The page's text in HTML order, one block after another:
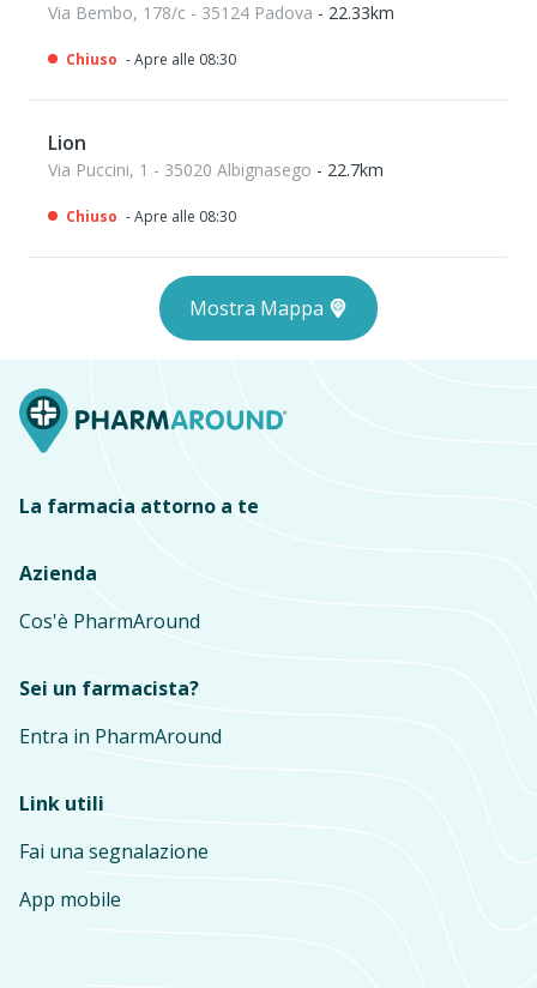
Via Bembo, 178/c - 35124 Padova - 22.33km
Chiuso - Apre alle 08:30
Lion
Via Puccini, 1 - 35020 Albignasego - 22.7km
Chiuso - Apre alle 08:30
Mostra Mappa
La farmacia attorno a te
Azienda
Cos'è PharmAround
Sei un farmacista?
Entra in PharmAround
Link utili
Fai una segnalazione
App mobile